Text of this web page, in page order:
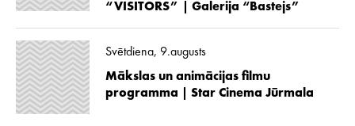
“VISITORS” | Galerija “Bastejs”
Svētdiena, 9.augusts
Mākslas un animācijas filmu
programma | Star Cinema Jūrmala